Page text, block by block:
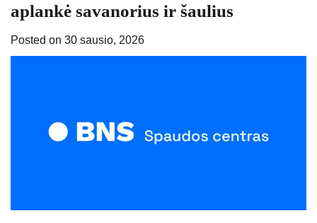
aplankė savanorius ir šaulius
Posted on 30 sausio, 2026